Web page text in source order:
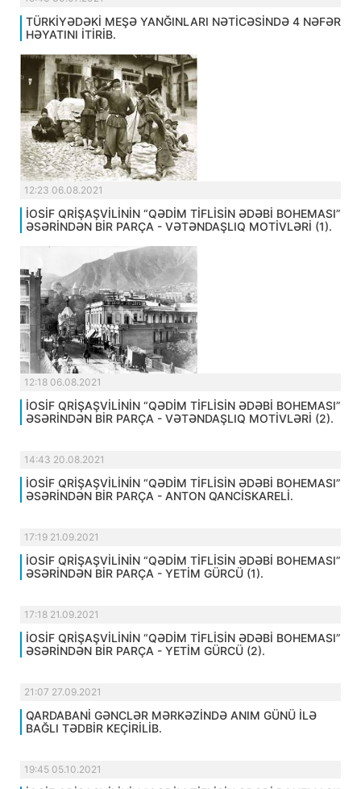
TÜRKİYƏDƏKİ MEŞƏ YANĞINLARI NƏTİCƏSİNDƏ 4 NƏFƏR
HƏYATINI İTİRİB.
12:23 06.08.2021
İOSİF QRİŞAŞVİLİNİN “QƏDİM TİFLİSİN ƏDƏBİ BOHEMASI”
ƏSƏRİNDƏN BİR PARÇA - VƏTƏNDAŞLIQ MOTİVLƏRİ (1).
12:18 06.08.2021
İOSİF QRİŞAŞVİLİNİN “QƏDİM TİFLİSİN ƏDƏBİ BOHEMASI”
ƏSƏRİNDƏN BİR PARÇA - VƏTƏNDAŞLIQ MOTİVLƏRİ (2).
14:43 20.08.2021
İOSİF QRİŞAŞVİLİNİN “QƏDİM TİFLİSİN ƏDƏBİ BOHEMASI”
ƏSƏRİNDƏN BİR PARÇA - ANTON QANCİSKARELİ.
17:19 21.09.2021
İOSİF QRİŞAŞVİLİNİN “QƏDİM TİFLİSİN ƏDƏBİ BOHEMASI”
ƏSƏRİNDƏN BİR PARÇA - YETİM GÜRCÜ (1).
17:18 21.09.2021
İOSİF QRİŞAŞVİLİNİN “QƏDİM TİFLİSİN ƏDƏBİ BOHEMASI”
ƏSƏRİNDƏN BİR PARÇA - YETİM GÜRCÜ (2).
21:07 27.09.2021
QARDABANİ GƏNCLƏR MƏRKƏZİNDƏ ANIM GÜNÜ İLƏ
BAĞLI TƏDBİR KEÇİRİLİB.
19:45 05.10.2021